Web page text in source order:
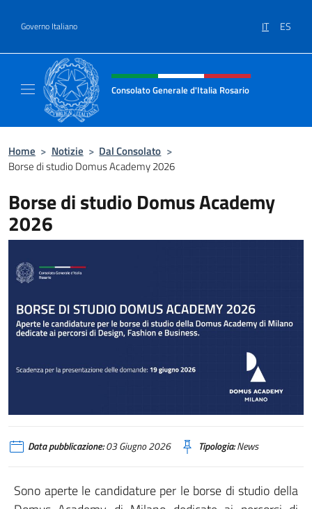
Governo Italiano IT ES
Intestazione sito, social e menù
Consolato Generale d'Italia Rosario
Home > Notizie > Dal Consolato >
Borse di studio Domus Academy 2026
Borse di studio Domus Academy
2026
Data pubblicazione:03 Giugno 2026 Tipologia:News
Sono aperte le candidature per le borse di studio della